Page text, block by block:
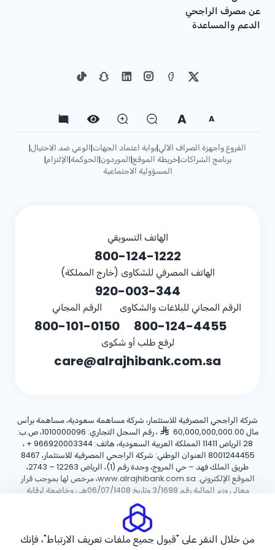
عن مصرف الراجحي
الدعم والمساعدة
A
A
الفروع وأجهزة الصراف الآلي|بوابة اعتماد الجهات|الوعي ضد الاحتيال|
برنامج الشراكات|خريطة الموقع|الموردون|الحوكمة|الإلتزام|
المسؤولية الاجتماعية
الهاتف التسويقي
800-124-1222
الهاتف المصرفي للشكاوى (خارج المملكة)
920-003-344
الرقم المجاني للبلاغات والشكاوى
800-124-4455
الرقم المجاني
800-101-0150
لرفع طلب أو شكوى
care@alrajhibank.com.sa
شركة الراجحي المصرفية للاستثمار، شركة مساهمة سعودية، مساهمة برأس
مال 60,000,000,000.00
، رقم السجل التجاري: 1010000096، ص.ب:
28 الرياض 11411 المملكة العربية السعودية، هاتف:
+ 966920003344 ،
8001244455 العنوان الوطني: شركة الراجحي المصرفية للاستثمار، 8467
طريق الملك فهد – حي المروج، وحدة رقم (1)، الرياض 12263 – 2743،
الموقع الإلكتروني: www.alrajhibank.com.sa، مرخص لها بموجب قرار
معالي وزير المالية رقم 3/1698 وتاريخ 06/07/1408هـ ، وخاضعة لرقابة
وإشراف البنك المركزي السعودي.
سياسة ملفات تعريف الارتباطسياسة الخصوصية الأحكام والشروط
من خلال النقر على "قبول جميع ملفات تعريف الارتباط"، فإنك